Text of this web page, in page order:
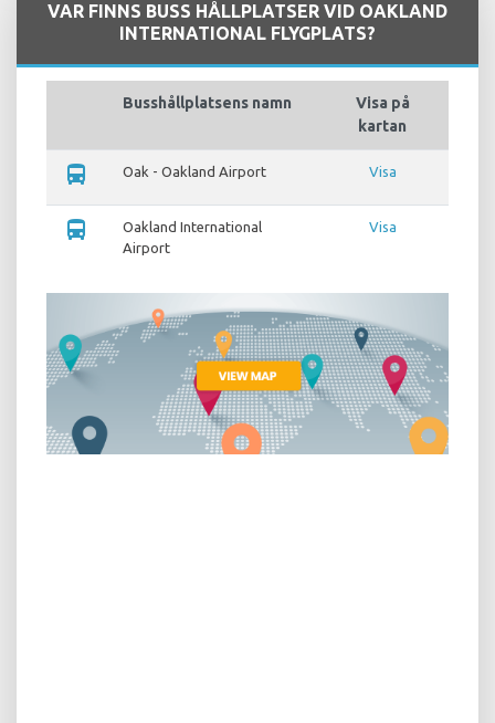
VAR FINNS BUSS HÅLLPLATSER VID OAKLAND
INTERNATIONAL FLYGPLATS?
Busshållplatsens namn
Visa på
kartan
directions_bus Oak - Oakland Airport Visa
directions_bus
Oakland International
Airport
Visa